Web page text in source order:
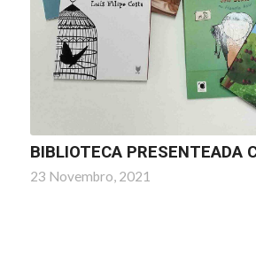
BIBLIOTECA PRESENTEADA
23 Novembro, 2021